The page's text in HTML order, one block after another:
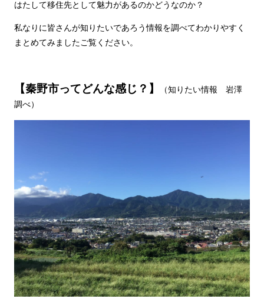
はたして移住先として魅力があるのかどうなのか？
私なりに皆さんが知りたいであろう情報を調べてわかりやすく
まとめてみましたご覧ください。
【秦野市ってどんな感じ？】
（知りたい情報 岩澤
調べ）